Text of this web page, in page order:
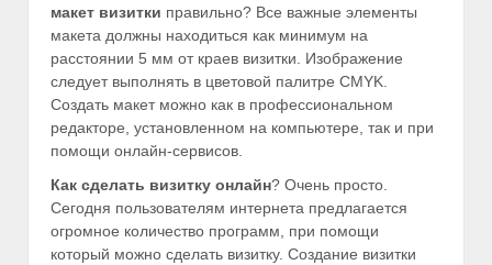
макет визитки правильно? Все важные элементы
макета должны находиться как минимум на
расстоянии 5 мм от краев визитки. Изображение
следует выполнять в цветовой палитре CMYK.
Создать макет можно как в профессиональном
редакторе, установленном на компьютере, так и при
помощи онлайн-сервисов.
Как сделать визитку онлайн? Очень просто.
Сегодня пользователям интернета предлагается
огромное количество программ, при помощи
который можно сделать визитку. Создание визитки